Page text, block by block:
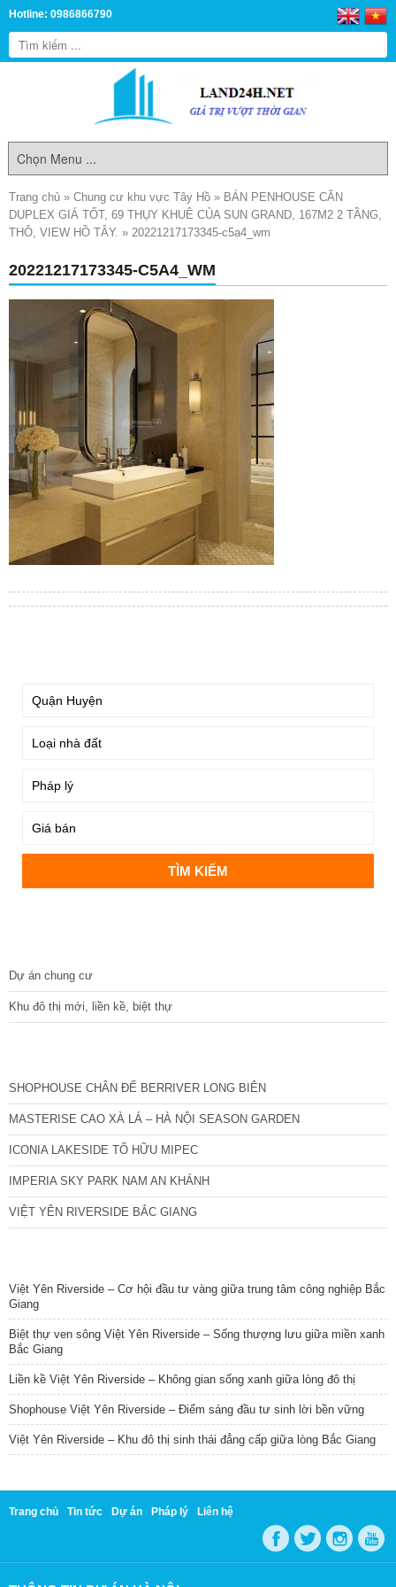
Hotline: 0986866790
Trang chủ » Chung cư khu vực Tây Hồ » BÁN PENHOUSE CĂN
DUPLEX GIÁ TỐT, 69 THỤY KHUÊ CỦA SUN GRAND, 167M2 2 TẦNG,
THÔ, VIEW HỒ TÂY. » 20221217173345-c5a4_wm
20221217173345-C5A4_WM
Dự án chung cư
Khu đô thị mới, liền kề, biệt thự
SHOPHOUSE CHÂN ĐẾ BERRIVER LONG BIÊN
MASTERISE CAO XÀ LÁ – HÀ NỘI SEASON GARDEN
ICONIA LAKESIDE TỐ HỮU MIPEC
IMPERIA SKY PARK NAM AN KHÁNH
VIỆT YÊN RIVERSIDE BẮC GIANG
Việt Yên Riverside – Cơ hội đầu tư vàng giữa trung tâm công nghiệp Bắc
Giang
Biệt thự ven sông Việt Yên Riverside – Sống thượng lưu giữa miền xanh
Bắc Giang
Liền kề Việt Yên Riverside – Không gian sống xanh giữa lòng đô thị
Shophouse Việt Yên Riverside – Điểm sáng đầu tư sinh lời bền vững
Việt Yên Riverside – Khu đô thị sinh thái đẳng cấp giữa lòng Bắc Giang
Trang chủ Tin tức Dự án Pháp lý Liên hệ